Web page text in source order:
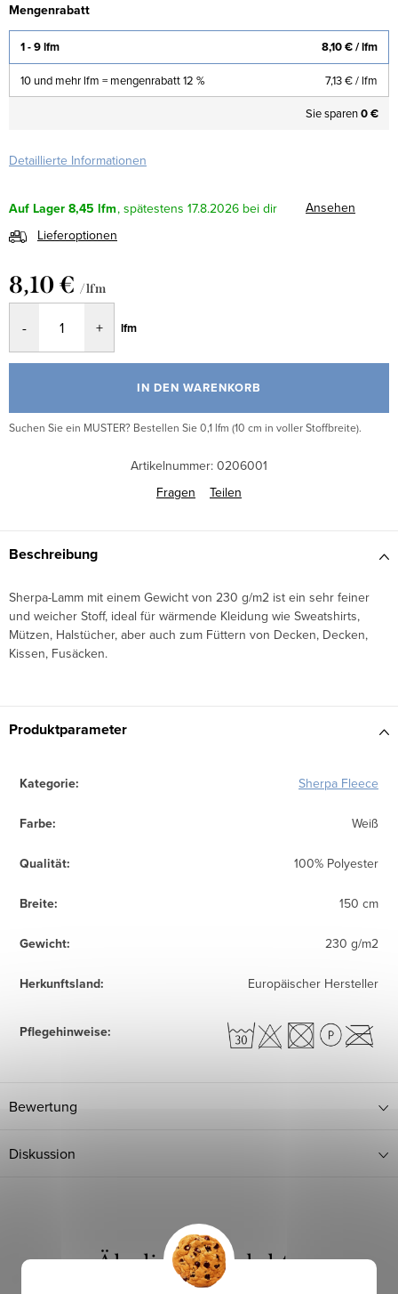
Mengenrabatt
1 - 9 lfm 8,10 €/ lfm
10 und mehr lfm = mengenrabatt 12 % 7,13 €/ lfm
Sie sparen0 €
Detaillierte Informationen
Auf Lager8,45 lfm 17.8.2026
Ansehen
Lieferoptionen
8,10 € / lfm
lfm
IN DEN WARENKORB
Suchen Sie ein MUSTER? Bestellen Sie 0,1 lfm (10 cm in voller Stoffbreite).
Artikelnummer: 0206001
Fragen
Teilen
Beschreibung
Sherpa-Lamm mit einem Gewicht von 230 g/m2 ist ein sehr feiner
und weicher Stoff, ideal für wärmende Kleidung wie Sweatshirts,
Mützen, Halstücher, aber auch zum Füttern von Decken, Decken,
Kissen, Fusäcken.
Produktparameter
Kategorie: Sherpa Fleece
Farbe: Weiß
Qualität: 100% Polyester
Breite: 150 cm
Gewicht: 230 g/m2
Herkunftsland: Europäischer Hersteller
Pflegehinweise:
Bewertung
Diskussion